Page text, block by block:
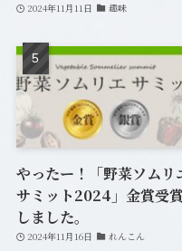
2024年11月11日 趣味
やったー！「野菜ソムリ
サミット2024」金賞受
しました。
2024年11月16日 れんこん